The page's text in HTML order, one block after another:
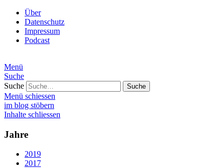
Über
Datenschutz
Impressum
Podcast
Menü
Suche
Suche
Menü schiessen
im blog stöbern
Inhalte schliessen
Jahre
2019
2017